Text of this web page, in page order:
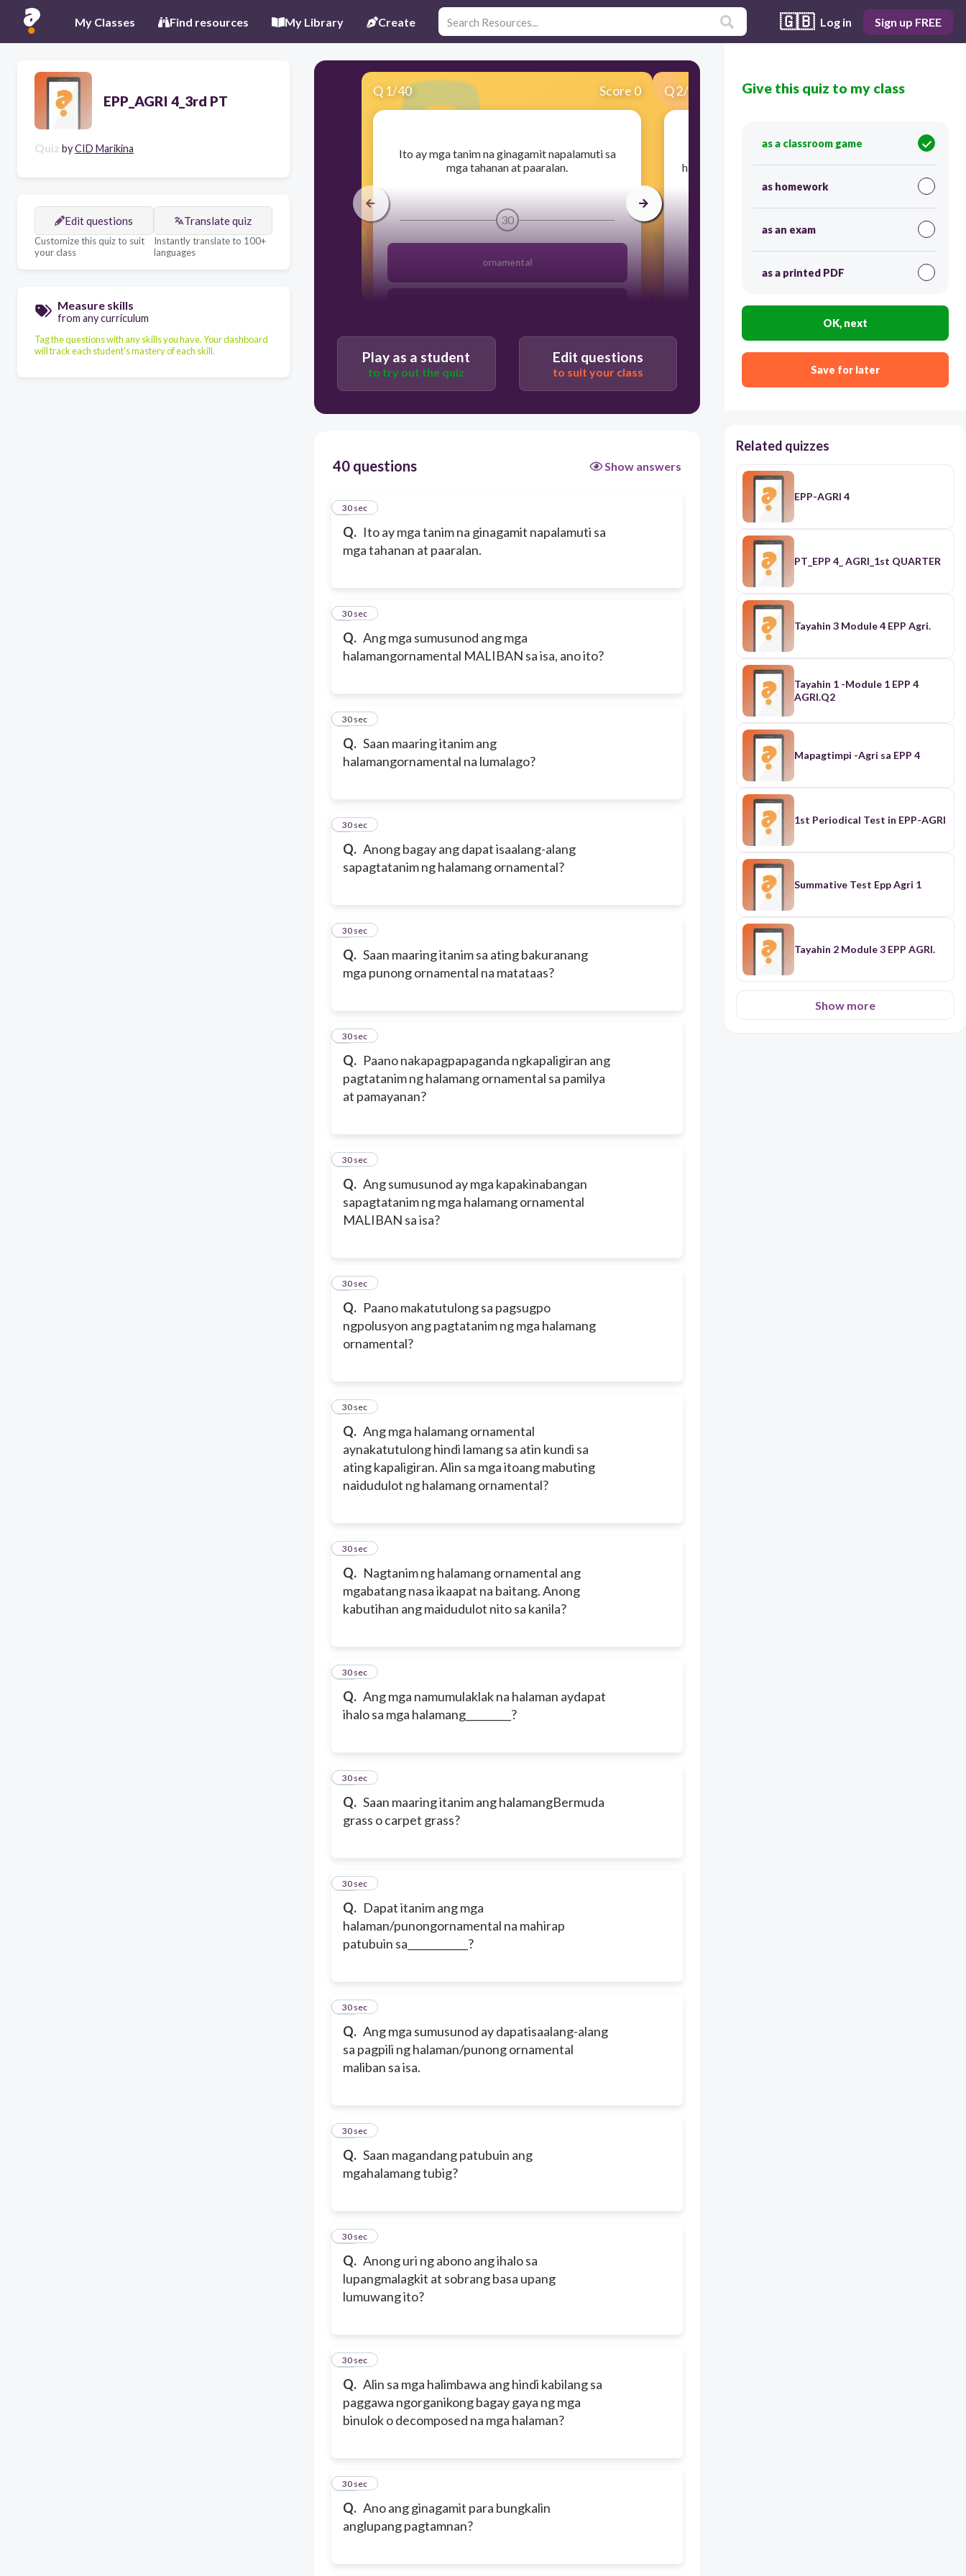
My Classes Find resources My Library Create 🇬🇧 Log in Sign up FREE
EPP_AGRI 4_3rd PT
Quiz byCID Marikina
Edit questions
Customize this quiz to suit
your class
Translate quiz
Instantly translate to 100+
languages
Measure skills
from any curriculum
Tag the questions with any skills you have. Your dashboard
will track each student's mastery of each skill.
Q 1/40 Score 0
​Ito ay mga tanim na ginagamit napalamuti sa
mga tahanan at paaralan.
30
ornamental
Q2/40 Score 0
halamangornamental MALIBAN sa isa, ano ito?
Play as a student
to try out the quiz
Edit questions
to suit your class
40 questions Show answers
Q. Ito ay mga tanim na ginagamit napalamuti sa
mga tahanan at paaralan.
1
30 sec
Q. Ang mga sumusunod ang mga
halamangornamental MALIBAN sa isa, ano ito?
2
30 sec
Q. Saan maaring itanim ang
halamangornamental na lumalago?
3
30 sec
Q. Anong bagay ang dapat isaalang-alang
sapagtatanim ng halamang ornamental?
4
30 sec
Q. Saan maaring itanim sa ating bakuranang
mga punong ornamental na matataas?
5
30 sec
Q. Paano nakapagpapaganda ngkapaligiran ang
pagtatanim ng halamang ornamental sa pamilya
at pamayanan?
6
30 sec
Q. Ang sumusunod ay mga kapakinabangan
sapagtatanim ng mga halamang ornamental
MALIBAN sa isa?
7
30 sec
Q. Paano makatutulong sa pagsugpo
ngpolusyon ang pagtatanim ng mga halamang
ornamental?
8
30 sec
Q. Ang mga halamang ornamental
aynakatutulong hindi lamang sa atin kundi sa
ating kapaligiran. Alin sa mga itoang mabuting
naidudulot ng halamang ornamental?
9
30 sec
Q. Nagtanim ng halamang ornamental ang
mgabatang nasa ikaapat na baitang. Anong
kabutihan ang maidudulot nito sa kanila?
10
30 sec
Q. Ang mga namumulaklak na halaman aydapat
ihalo sa mga halamang_________?
11
30 sec
Q. Saan maaring itanim ang halamangBermuda
grass o carpet grass?
12
30 sec
Q. Dapat itanim ang mga
halaman/punongornamental na mahirap
patubuin sa____________?
13
30 sec
Q. Ang mga sumusunod ay dapatisaalang-alang
sa pagpili ng halaman/punong ornamental
maliban sa isa.
14
30 sec
Q. Saan magandang patubuin ang
mgahalamang tubig?
15
30 sec
Q. Anong uri ng abono ang ihalo sa
lupangmalagkit at sobrang basa upang
lumuwang ito?
16
30 sec
Q. Alin sa mga halimbawa ang hindi kabilang sa
paggawa ngorganikong bagay gaya ng mga
binulok o decomposed na mga halaman?
17
30 sec
Q. Ano ang ginagamit para bungkalin
anglupang pagtamnan?
18
30 sec
Give this quiz to my class
as a classroom game
as homework
as an exam
as a printed PDF
OK, next
Save for later
Related quizzes
EPP-AGRI 4
PT_EPP 4_ AGRI_1st QUARTER
Tayahin 3 Module 4 EPP Agri.
Tayahin 1 -Module 1 EPP 4
AGRI.Q2
Mapagtimpi -Agri sa EPP 4
1st Periodical Test in EPP-AGRI
Summative Test Epp Agri 1
Tayahin 2 Module 3 EPP AGRI.
Show more